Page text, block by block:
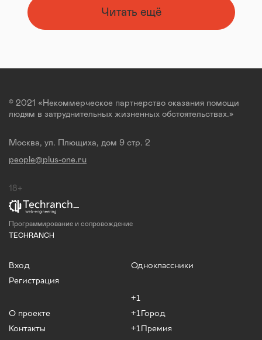
Читать ещё
© 2021 «Некоммерческое партнерство оказания помощи
людям в затруднительных жизненных обстоятельствах.»
Москва, ул. Плющиха, дом 9 стр. 2
people@plus-one.ru
18+
Программирование и сопровождение
TECHRANCH
Вход
Регистрация
О проекте
Контакты
Одноклассники
+1
+1Город
+1Премия